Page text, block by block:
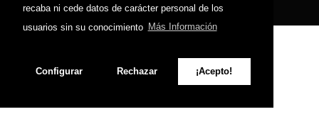
recaba ni cede datos de carácter personal de los
usuarios sin su conocimiento Más Información
Configurar Rechazar ¡Acepto!
Política de Cookies
Sitemap